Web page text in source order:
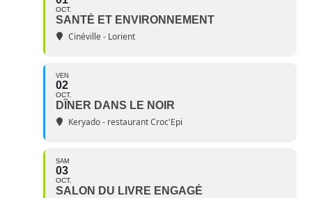
OCT.
SANTÉ ET ENVIRONNEMENT
Cinéville - Lorient
VEN
02
OCT.
DÎNER DANS LE NOIR
Keryado - restaurant Croc'Epi
SAM
03
OCT.
SALON DU LIVRE ENGAGÉ